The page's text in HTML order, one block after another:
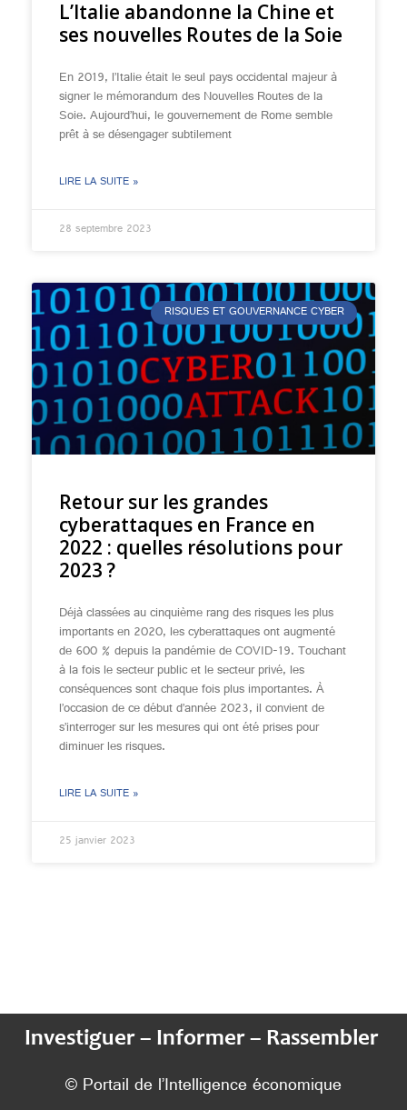
L’Italie abandonne la Chine et
ses nouvelles Routes de la Soie
En 2019, l’Italie était le seul pays occidental majeur à
signer le mémorandum des Nouvelles Routes de la
Soie. Aujourd’hui, le gouvernement de Rome semble
prêt à se désengager subtilement
LIRE LA SUITE »
28 septembre 2023
RISQUES ET GOUVERNANCE CYBER
Retour sur les grandes
cyberattaques en France en
2022 : quelles résolutions pour
2023 ?
Déjà classées au cinquième rang des risques les plus
importants en 2020, les cyberattaques ont augmenté
de 600 % depuis la pandémie de COVID-19. Touchant
à la fois le secteur public et le secteur privé, les
conséquences sont chaque fois plus importantes. À
l’occasion de ce début d’année 2023, il convient de
s’interroger sur les mesures qui ont été prises pour
diminuer les risques.
LIRE LA SUITE »
25 janvier 2023
Investiguer – Informer – Rassembler
© Portail de l’Intelligence économique